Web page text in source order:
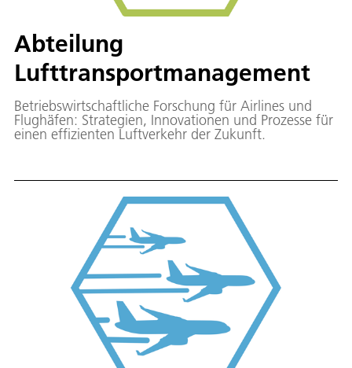
Abteilung
Lufttransportmanagement
Betriebswirtschaftliche Forschung für Airlines und
Flughäfen: Strategien, Innovationen und Prozesse für
einen effizienten Luftverkehr der Zukunft.